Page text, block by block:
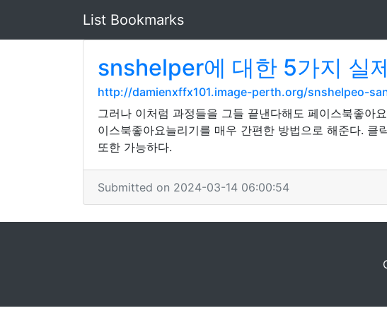
List Bookmarks
snshelper에 대한 5가지 실
http://damienxffx101.image-perth.org/snshelpeo-
그러나 이처럼 과정들을 그들 끝낸다해도 페이스북좋아
이스북좋아요늘리기를 매우 간편한 방법으로 해준다.
또한 가능하다.
Submitted on 2024-03-14 06:00:54